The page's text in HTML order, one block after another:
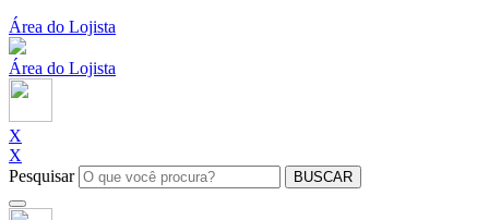
Área do Lojista
Área do Lojista
X
X
Pesquisar
BUSCAR